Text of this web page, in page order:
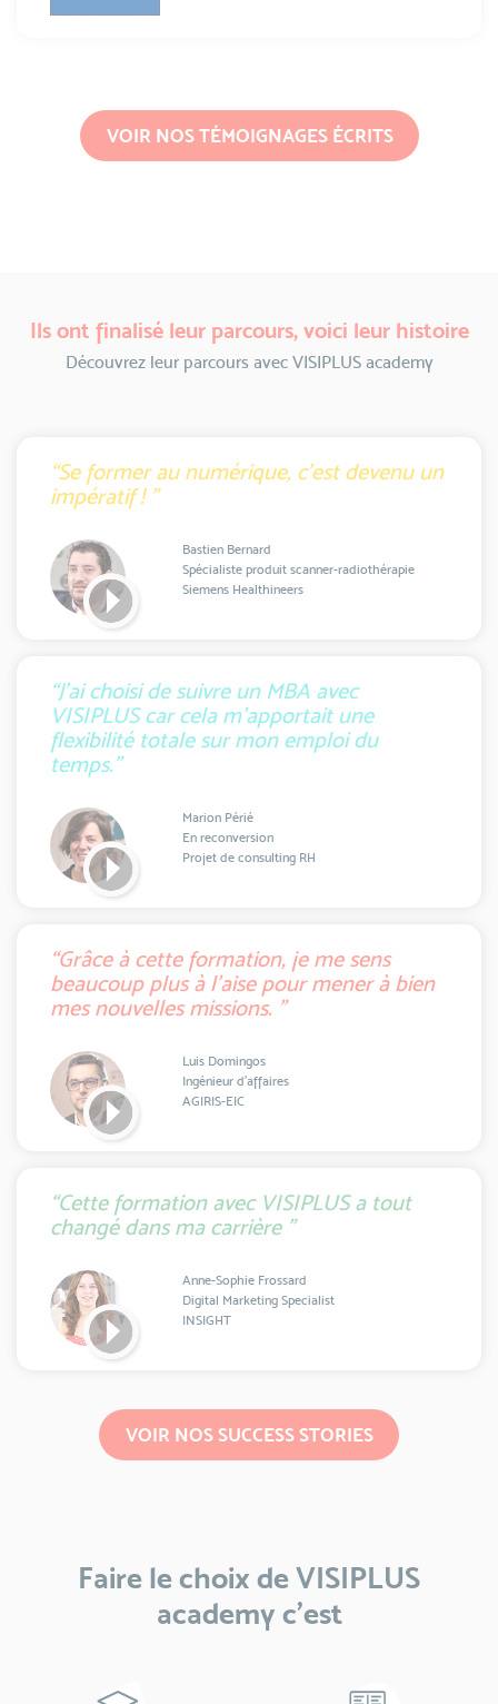
VOIR NOS TÉMOIGNAGES ÉCRITS
Ils ont finalisé leur parcours, voici leur histoire
Découvrez leur parcours avec VISIPLUS academy
“Se former au numérique, c'est devenu un
impératif ! ”
Bastien Bernard
Spécialiste produit scanner-radiothérapie
Siemens Healthineers
“J'ai choisi de suivre un MBA avec
VISIPLUS car cela m'apportait une
flexibilité totale sur mon emploi du
temps.”
Marion Périé
En reconversion
Projet de consulting RH
“Grâce à cette formation, je me sens
beaucoup plus à l'aise pour mener à bien
mes nouvelles missions. ”
Luis Domingos
Ingénieur d'affaires
AGIRIS-EIC
“Cette formation avec VISIPLUS a tout
changé dans ma carrière ”
Anne-Sophie Frossard
Digital Marketing Specialist
INSIGHT
VOIR NOS SUCCESS STORIES
Faire le choix de VISIPLUS
academy c’est